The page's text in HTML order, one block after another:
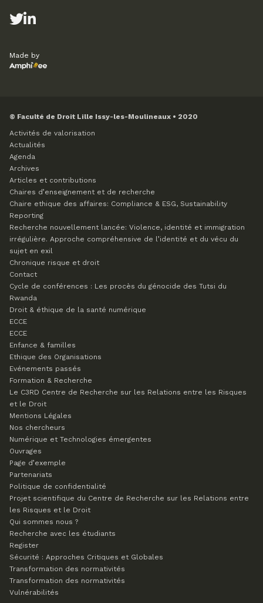
Made by
© Faculté de Droit Lille Issy-les-Moulineaux • 2020
Activités de valorisation
Actualités
Agenda
Archives
Articles et contributions
Chaires d’enseignement et de recherche
Chaire ethique des affaires: Compliance & ESG, Sustainability
Reporting
Recherche nouvellement lancée: Violence, identité et immigration
irrégulière. Approche compréhensive de l’identité et du vécu du
sujet en exil
Chronique risque et droit
Contact
Cycle de conférences : Les procès du génocide des Tutsi du
Rwanda
Droit & éthique de la santé numérique
ECCE
ECCE
Enfance & familles
Ethique des Organisations
Evénements passés
Formation & Recherche
Le C3RD Centre de Recherche sur les Relations entre les Risques
et le Droit
Mentions Légales
Nos chercheurs
Numérique et Technologies émergentes
Ouvrages
Page d’exemple
Partenariats
Politique de confidentialité
Projet scientifique du Centre de Recherche sur les Relations entre
les Risques et le Droit
Qui sommes nous ?
Recherche avec les étudiants
Register
Sécurité : Approches Critiques et Globales
Transformation des normativités
Transformation des normativités
Vulnérabilités